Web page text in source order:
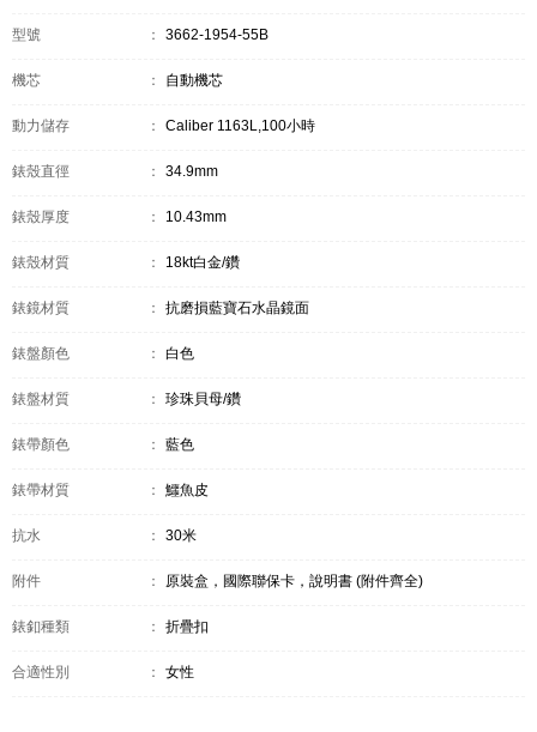
型號 ： 3662-1954-55B
機芯 ： 自動機芯
動力儲存 ： Caliber 1163L,100小時
錶殼直徑 ： 34.9mm
錶殼厚度 ： 10.43mm
錶殼材質 ： 18kt白金/鑽
錶鏡材質 ： 抗磨損藍寶石水晶鏡面
錶盤顏色 ： 白色
錶盤材質 ： 珍珠貝母/鑽
錶帶顏色 ： 藍色
錶帶材質 ： 鱷魚皮
抗水 ： 30米
附件 ： 原裝盒，國際聯保卡，說明書 (附件齊全)
錶釦種類 ： 折疊扣
合適性別 ： 女性